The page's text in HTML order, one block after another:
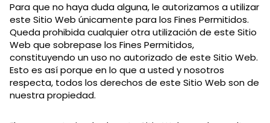
Para que no haya duda alguna, le autorizamos a utilizar
este Sitio Web únicamente para los Fines Permitidos.
Queda prohibida cualquier otra utilización de este Sitio
Web que sobrepase los Fines Permitidos,
constituyendo un uso no autorizado de este Sitio Web.
Esto es así porque en lo que a usted y nosotros
respecta, todos los derechos de este Sitio Web son de
nuestra propiedad.